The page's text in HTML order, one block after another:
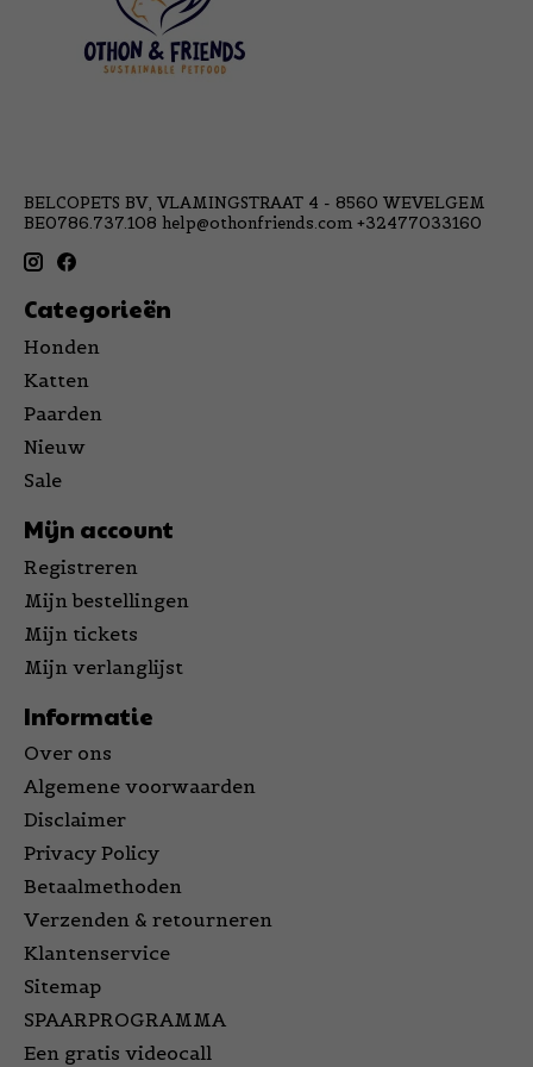
BELCOPETS BV, VLAMINGSTRAAT 4 - 8560 WEVELGEM
BE0786.737.108 help@othonfriends.com +32477033160
Categorieën
Honden
Katten
Paarden
Nieuw
Sale
Mijn account
Registreren
Mijn bestellingen
Mijn tickets
Mijn verlanglijst
Informatie
Over ons
Algemene voorwaarden
Disclaimer
Privacy Policy
Betaalmethoden
Verzenden & retourneren
Klantenservice
Sitemap
SPAARPROGRAMMA
Een gratis videocall